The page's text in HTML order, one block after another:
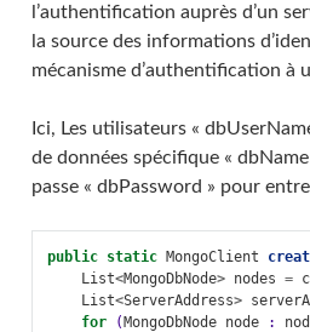
l’authentification auprès d’un
la source des informations
mécanisme d’authentification à
Ici, Les utilisateurs «
de données spécifique «
passe « dbPassword » pour
public static MongoClient
List<MongoDbNode> nodes =
List<ServerAddress>
for
( MongoDbNode node :